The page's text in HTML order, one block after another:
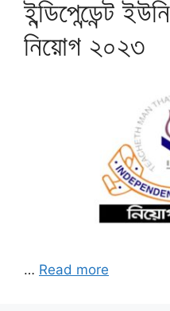
ইন্ডিপেন্ডেন্ট
নিয়োগ ২০২৩
… Read more